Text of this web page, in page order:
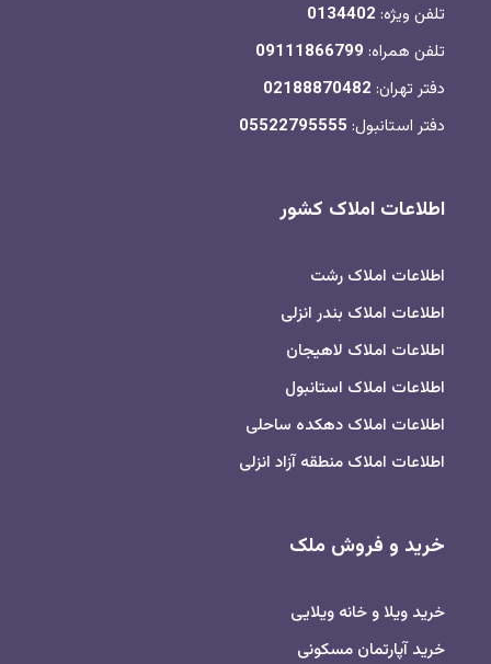
تلفن ویژه: 0134402
تلفن همراه: 09111866799
دفتر تهران: 02188870482
دفتر استانبول: 05522795555
اطلاعات املاک کشور
اطلاعات املاک رشت
اطلاعات املاک بندر انزلی
اطلاعات املاک لاهیجان
اطلاعات املاک استانبول
اطلاعات املاک دهکده ساحلی
اطلاعات املاک منطقه آزاد انزلی
خرید و فروش ملک
خرید ویلا و خانه ویلایی
خرید آپارتمان مسکونی